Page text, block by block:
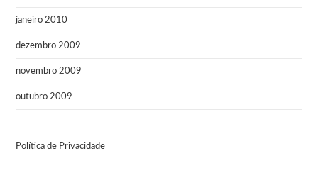
janeiro 2010
dezembro 2009
novembro 2009
outubro 2009
Política de Privacidade